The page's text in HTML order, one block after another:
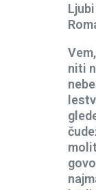
niti